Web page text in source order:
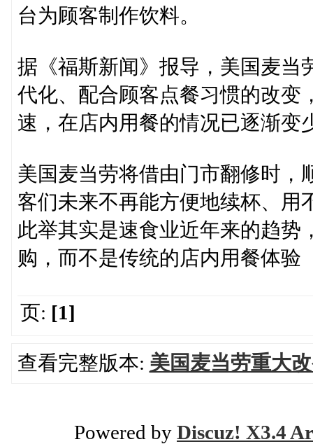
台为顾客制作饮料。
据《福斯新闻》报导，美国麦当
代化、配合顾客点餐习惯的改变
速，在店内用餐的情况已逐渐变
美国麦当劳将借由门市翻修时，
客们未来不再能方便地续杯、用
此举其实是速食业近年来的趋势
购，而不是传统的店内用餐体验
页: [1]
查看完整版本: 美国麦当劳重大
Powered by Discuz! X3.4